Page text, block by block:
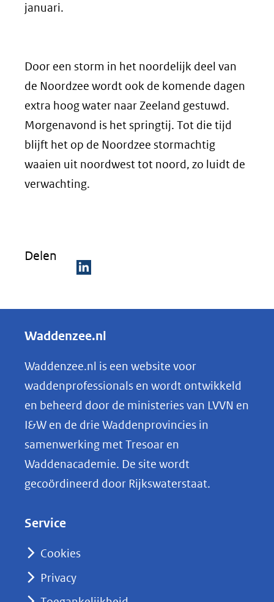
januari.
Door een storm in het noordelijk deel van
de Noordzee wordt ook de komende dagen
extra hoog water naar Zeeland gestuwd.
Morgenavond is het springtij. Tot die tijd
blijft het op de Noordzee stormachtig
waaien uit noordwest tot noord, zo luidt de
verwachting.
Delen
e
e
n
o
p
k
e
Waddenzee.nl
Waddenzee.nl is een website voor
waddenprofessionals en wordt ontwikkeld
en beheerd door de ministeries van LVVN en
I&W en de drie Waddenprovincies in
samenwerking met Tresoar en
Waddenacademie. De site wordt
gecoördineerd door Rijkswaterstaat.
Service
Cookies
Privacy